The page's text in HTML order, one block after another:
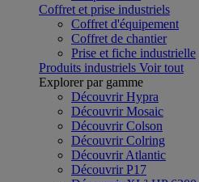
Coffret et prise industriels
Coffret d'équipement
Coffret de chantier
Prise et fiche industrielle
Produits industriels Voir tout
Explorer par gamme
Découvrir Hypra
Découvrir Mosaic
Découvrir Colson
Découvrir Colring
Découvrir Atlantic
Découvrir P17